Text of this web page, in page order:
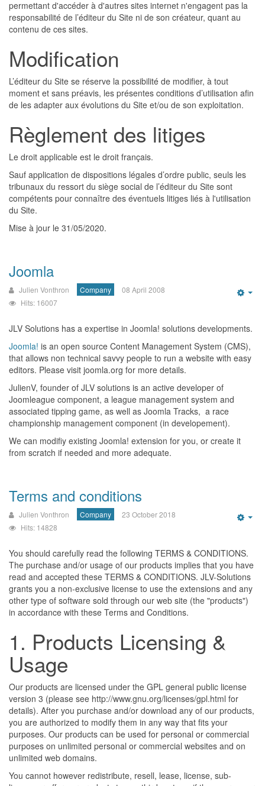
permettant d'accéder à d'autres sites internet n'engagent pas la
responsabilité de l’éditeur du Site ni de son créateur, quant au
contenu de ces sites.
Modification
L’éditeur du Site se réserve la possibilité de modifier, à tout
moment et sans préavis, les présentes conditions d’utilisation afin
de les adapter aux évolutions du Site et/ou de son exploitation.
Règlement des litiges
Le droit applicable est le droit français.
Sauf application de dispositions légales d’ordre public, seuls les
tribunaux du ressort du siège social de l’éditeur du Site sont
compétents pour connaître des éventuels litiges liés à l'utilisation
du Site.
Mise à jour le 31/05/2020.
Joomla
Julien Vonthron Company
08 April 2008
Hits: 16007
JLV Solutions has a expertise in Joomla! solutions developments.
Joomla! is an open source Content Management System (CMS),
that allows non technical savvy people to run a website with easy
editors. Please visit joomla.org for more details.
JulienV, founder of JLV solutions is an active developer of
Joomleague component, a league management system and
associated tipping game, as well as Joomla Tracks, a race
championship management component (in developement).
We can modifiy existing Joomla! extension for you, or create it
from scratch if needed and more adequate.
Terms and conditions
Julien Vonthron Company
23 October 2018
Hits: 14828
You should carefully read the following TERMS & CONDITIONS.
The purchase and/or usage of our products implies that you have
read and accepted these TERMS & CONDITIONS. JLV-Solutions
grants you a non-exclusive license to use the extensions and any
other type of software sold through our web site (the "products")
in accordance with these Terms and Conditions.
1. Products Licensing &
Usage
Our products are licensed under the GPL general public license
version 3 (please see http://www.gnu.org/licenses/gpl.html for
details). After you purchase and/or download any of our products,
you are authorized to modify them in any way that fits your
purposes. Our products can be used for personal or commercial
purposes on unlimited personal or commercial websites and on
unlimited web domains.
You cannot however redistribute, resell, lease, license, sub-